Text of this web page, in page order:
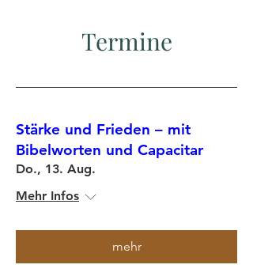
Termine
Stärke und Frieden – mit
Bibelworten und Capacitar
Do., 13. Aug.
Mehr Infos
mehr